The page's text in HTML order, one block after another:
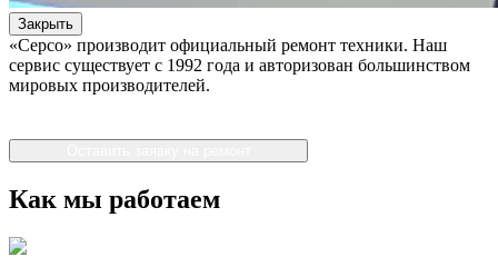
Закрыть
«Серсо» производит официальный ремонт техники. Наш
сервис существует с 1992 года и авторизован большинством
мировых производителей.
Как мы работаем